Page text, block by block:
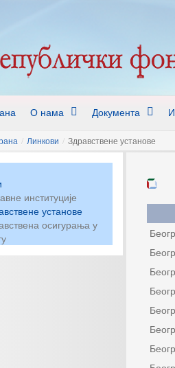
О нама Документа
/ Линкови / Здравствене установе
институције
установе
осигурања у